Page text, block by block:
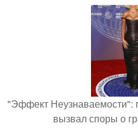
"Эффект Неузнаваемости":
вызвал споры о